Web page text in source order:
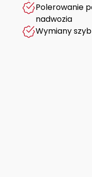
Polerowanie
nadwozia
Wymiany szyb